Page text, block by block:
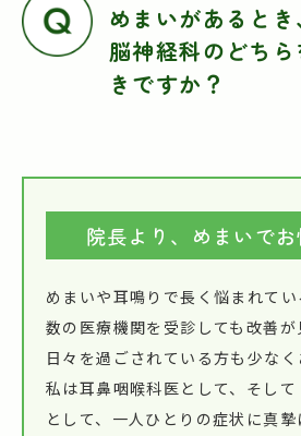
めまいがあるとき
脳神経科のどち
きですか？
院長より、めまいで
めまいや耳鳴りで長く悩まれて
数の医療機関を受診しても改善
日々を過ごされている方も少なく
私は耳鼻咽喉科医として、そして
として、一人ひとりの症状に真